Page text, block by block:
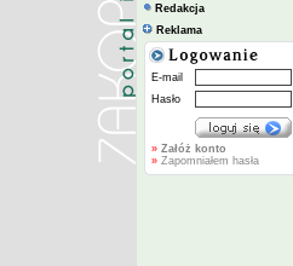
Redakcja
Reklama
E-mail
Hasło
» Załóż konto
» Zapomniałem hasła